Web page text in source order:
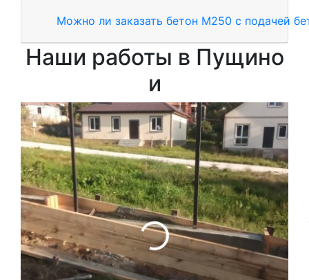
Можно ли заказать бетон М250 с подачей
Наши работы в Пущино
и